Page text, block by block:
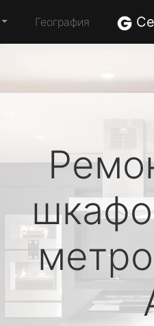
География